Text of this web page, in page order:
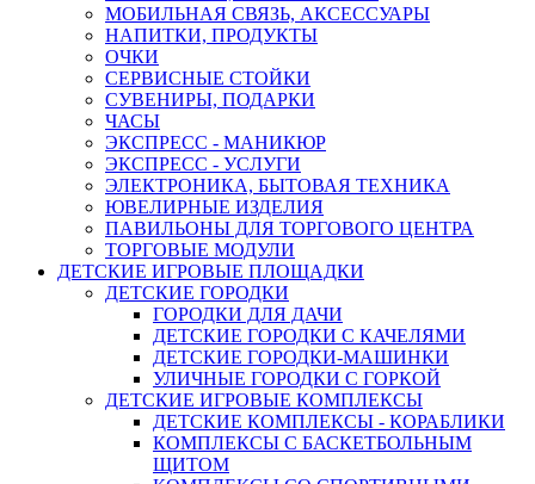
МОБИЛЬНАЯ СВЯЗЬ, АКСЕССУАРЫ
НАПИТКИ, ПРОДУКТЫ
ОЧКИ
СЕРВИСНЫЕ СТОЙКИ
СУВЕНИРЫ, ПОДАРКИ
ЧАСЫ
ЭКСПРЕСС - МАНИКЮР
ЭКСПРЕСС - УСЛУГИ
ЭЛЕКТРОНИКА, БЫТОВАЯ ТЕХНИКА
ЮВЕЛИРНЫЕ ИЗДЕЛИЯ
ПАВИЛЬОНЫ ДЛЯ ТОРГОВОГО ЦЕНТРА
ТОРГОВЫЕ МОДУЛИ
ДЕТСКИЕ ИГРОВЫЕ ПЛОЩАДКИ
ДЕТСКИЕ ГОРОДКИ
ГОРОДКИ ДЛЯ ДАЧИ
ДЕТСКИЕ ГОРОДКИ С КАЧЕЛЯМИ
ДЕТСКИЕ ГОРОДКИ-МАШИНКИ
УЛИЧНЫЕ ГОРОДКИ С ГОРКОЙ
ДЕТСКИЕ ИГРОВЫЕ КОМПЛЕКСЫ
ДЕТСКИЕ КОМПЛЕКСЫ - КОРАБЛИКИ
КОМПЛЕКСЫ С БАСКЕТБОЛЬНЫМ
ЩИТОМ